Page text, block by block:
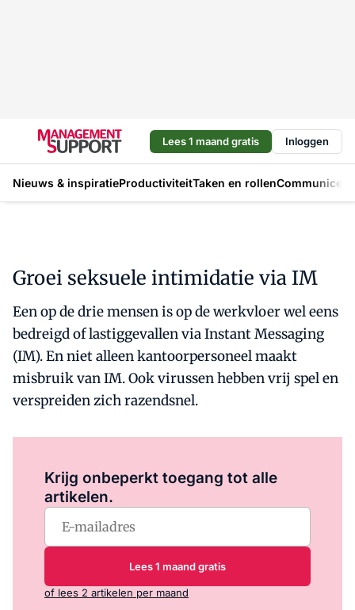
Lees 1 maand gratis Inloggen
Nieuws & inspiratieProductiviteitTaken en rollen
Groei seksuele intimidatie via IM
Een op de drie mensen is op de werkvloer wel eens
bedreigd of lastiggevallen via Instant Messaging
(IM). En niet alleen kantoorpersoneel maakt
misbruik van IM. Ook virussen hebben vrij spel en
verspreiden zich razendsnel.
Krijg onbeperkt toegang tot alle
artikelen.
Lees 1 maand gratis
of lees 2 artikelen per maand